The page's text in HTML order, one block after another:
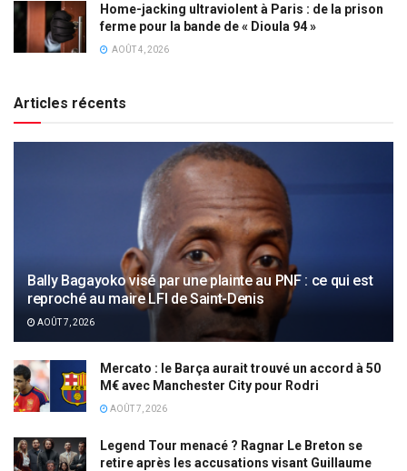
Home-jacking ultraviolent à Paris : de la prison
ferme pour la bande de « Dioula 94 »
AOÛT 4, 2026
Articles récents
Bally Bagayoko visé par une plainte au PNF : ce qui est
reproché au maire LFI de Saint-Denis
AOÛT 7, 2026
Mercato : le Barça aurait trouvé un accord à 50
M€ avec Manchester City pour Rodri
AOÛT 7, 2026
Legend Tour menacé ? Ragnar Le Breton se
retire après les accusations visant Guillaume